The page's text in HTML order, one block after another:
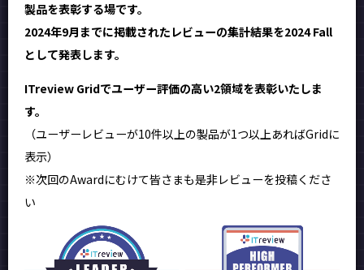
製品を表彰する場です。
2024年9月までに掲載されたレビューの集計結果を2024 Fall
として発表します。
ITreview Gridでユーザー評価の高い2領域を表彰いたしま
す。
（ユーザーレビューが10件以上の製品が1つ以上あればGridに
表示）
※次回のAwardにむけて皆さまも是非レビューを投稿くださ
い